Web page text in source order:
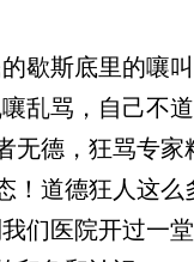
歇斯底里的嚷
乱骂，自己不
无德，狂骂专
！道德狂人这么
们医院开过一